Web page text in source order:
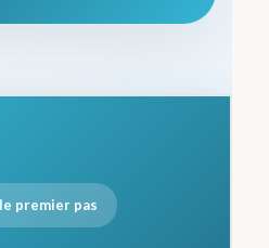
premier pas